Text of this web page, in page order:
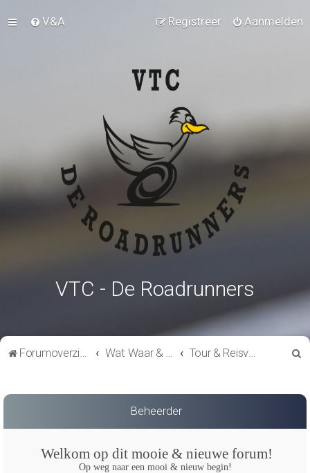
V&A Aanmelden
Registreer
VTC - De Roadrunners
Forumoverzicht Wat Waar & Wanneer Tour & Reisverslagen
Beheerder
Welkom op dit mooie & nieuwe forum!
Op weg naar een mooi & nieuw begin!